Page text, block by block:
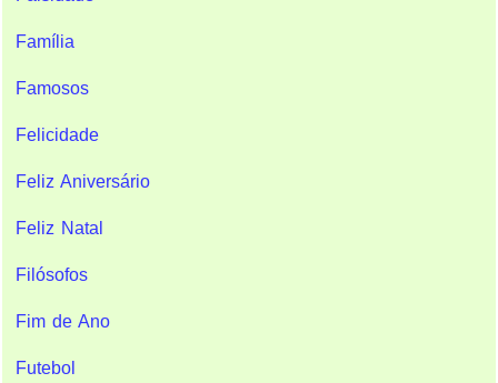
Família
Famosos
Felicidade
Feliz Aniversário
Feliz Natal
Filósofos
Fim de Ano
Futebol